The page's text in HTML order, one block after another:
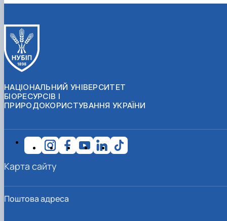
НАЦІОНАЛЬНИЙ УНІВЕРСИТЕТ
БІОРЕСУРСІВ І
ПРИРОДОКОРИСТУВАННЯ УКРАЇНИ
Поштова адреса
Карта сайту